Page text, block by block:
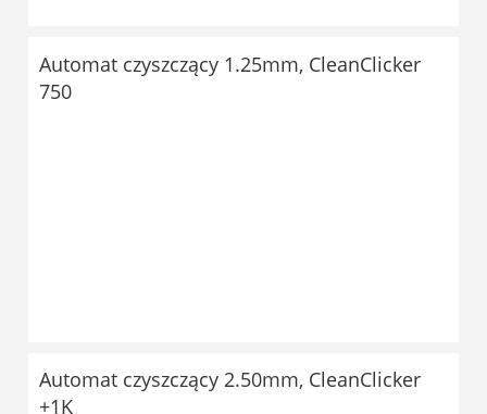
Automat czyszczący 1.25mm, CleanClicker
750
Automat czyszczący 2.50mm, CleanClicker
+1K